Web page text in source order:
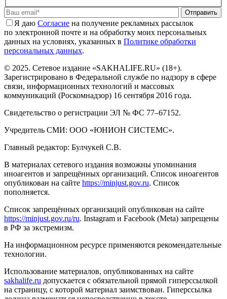
Отправить
Я даю Cогласие на получение рекламных рассылок
по электронной почте и на обработку моих персональных
данных на условиях, указанных в Политике обработки
персональных данных.
© 2025. Сетевое издание «SAKHALIFE.RU» (18+).
Зарегистрировано в Федеральной службе по надзору в сфере
связи, информационных технологий и массовых
коммуникаций (Роскомнадзор) 16 сентября 2016 года.
Свидетельство о регистрации ЭЛ № ФС 77–67152.
Учредитель СМИ: ООО «ЮНИОН СИСТЕМС».
Главный редактор: Булчукей С.В.
В материалах сетевого издания возможны упоминания
иноагентов и запрещённых организаций. Список иноагентов
опубликован на сайте https://minjust.gov.ru. Список
пополняется.
Список запрещённых организаций опубликован на сайте
https://minjust.gov.ru/ru. Instagram и Facebook (Metа) запрещены
в РФ за экстремизм.
На информационном ресурсе применяются рекомендательные
технологии.
Использование материалов, опубликованных на сайте
sakhalife.ru допускается с обязательной прямой гиперссылкой
на страницу, с которой материал заимствован. Гиперссылка